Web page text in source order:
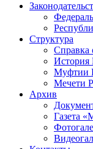
Структура
Муфтии
Мечети
Архив
Газета